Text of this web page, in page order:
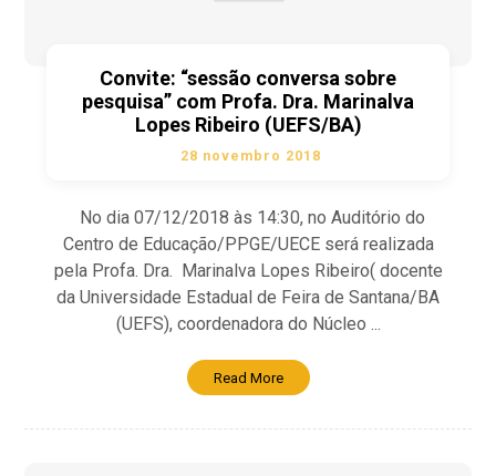
Convite: “sessão conversa sobre
pesquisa” com Profa. Dra. Marinalva
Lopes Ribeiro (UEFS/BA)
28 novembro 2018
No dia 07/12/2018 às 14:30, no Auditório do
Centro de Educação/PPGE/UECE será realizada
pela Profa. Dra. Marinalva Lopes Ribeiro( docente
da Universidade Estadual de Feira de Santana/BA
(UEFS), coordenadora do Núcleo ...
Read More